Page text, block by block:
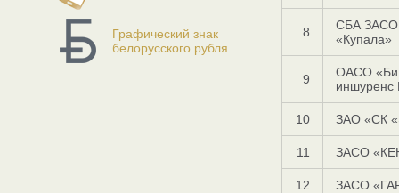
Графический знак
белорусского рубля
8
СБА ЗАСО
«Купала»
9
ОАСО «Би
иншуренс
10 ЗАО «СК
11 ЗАСО
12 ЗАСО